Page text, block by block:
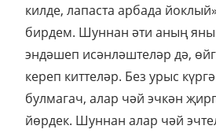
килде, лапаста арбада
бирдем. Шуннан әти аның
эндәшеп исәнләштеләр дә,
кереп киттеләр. Без урыс
булмагач, алар чәй эчкән
йөрдек. Шуннан алар чәй